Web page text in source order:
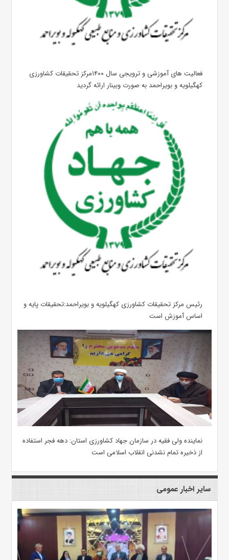
فعالیت های آموزشی و ترویجی سال ۱۴۰۰مرکز تحقیقات کشاورزی
کهگیلویه و بویراحمد به صورت وبینار ارائه گردید
رئیس مرکز تحقیقات کشاورزی کهگیلویه و بویراحمد:تحقیقات پایه و
اساس آموزش است
نماینده ولی فقیه در سازمان جهاد کشاورزی استان: دهه فجر استفاده
از ذخیره تمام نشدنی انقلاب اسلامی است
سایر اخبار عمومی